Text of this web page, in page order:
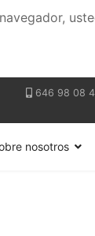
646 98 08
nosotros